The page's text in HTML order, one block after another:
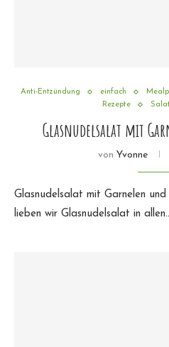
Anti-Entzündung einfach
Rezepte
Glasnudelsalat mit
von Yvonne
Glasnudelsalat mit Garnelen
lieben wir Glasnudelsalat in